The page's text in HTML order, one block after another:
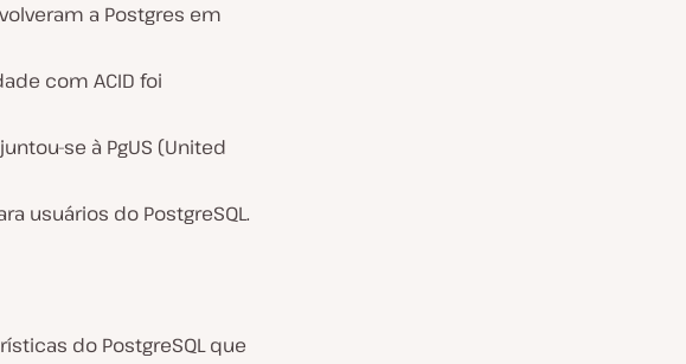
a Postgres em
com ACID foi
se à PgUS (United
usuários do PostgreSQL.
do PostgreSQL que